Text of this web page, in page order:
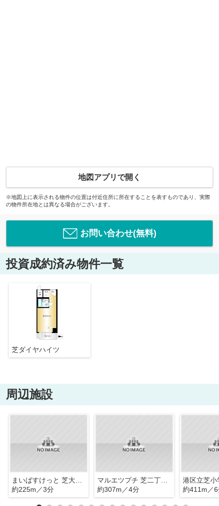
地図アプリで開く
※地図上に表示される物件の位置は付近住所に所在することを表すものであり、実際
の物件所在地とは異なる場合がございます。
お問い合わせ(無料)
投資成約済み物件一覧
芝ダイヤハイツ
周辺施設
まいばすけっと 芝大門2丁目店
約225m／3分
マルエツプチ 芝二丁目店
約307m／4分
港区立芝小
約411m／